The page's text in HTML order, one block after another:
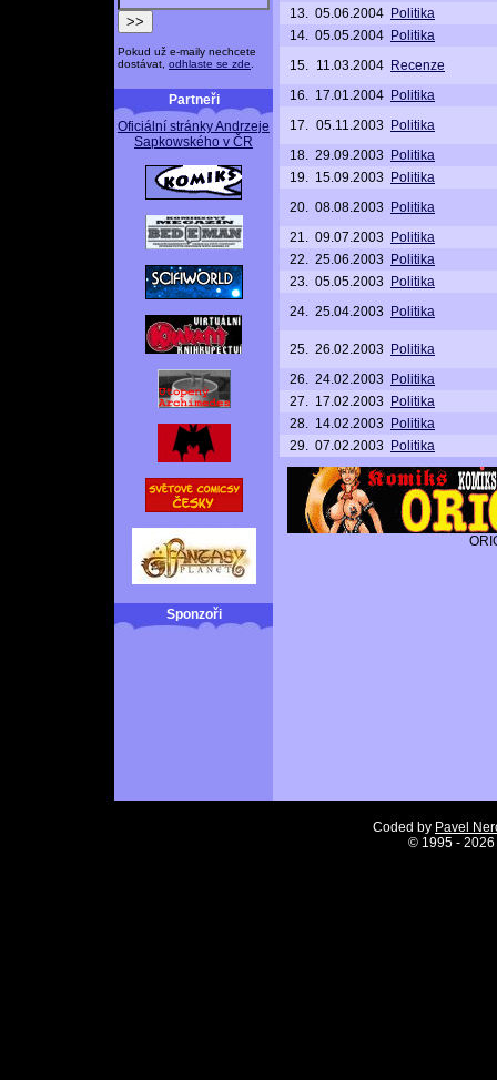
Pokud už e-maily nechcete
dostávat, odhlaste se zde
Partneři
Oficiální stránky Andrzeje
Sapkowského v ČR
Sponzoři
13. 05.06.2004 Politika
14. 05.05.2004 Politika
15. 11.03.2004 Recenze
16. 17.01.2004 Politika
17. 05.11.2003 Politika
18. 29.09.2003 Politika
19. 15.09.2003 Politika
20. 08.08.2003 Politika
21. 09.07.2003 Politika
22. 25.06.2003 Politika
23. 05.05.2003 Politika
24. 25.04.2003 Politika
25. 26.02.2003 Politika
26. 24.02.2003 Politika
27. 17.02.2003 Politika
28. 14.02.2003 Politika
29. 07.02.2003 Politika
Coded by Pavel
© 1995 -